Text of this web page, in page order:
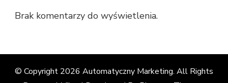
Brak komentarzy do wyświetlenia.
© Copyright 2026 Automatyczny Marketing. All Rights